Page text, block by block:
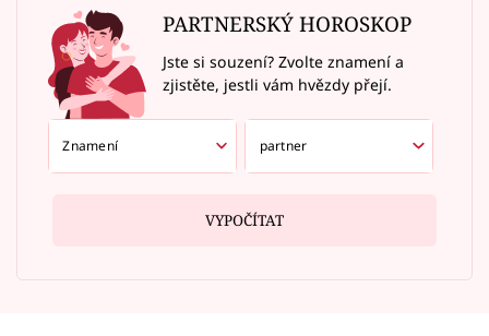
PARTNERSKÝ HOROSKOP
Jste si souzení? Zvolte znamení a
zjistěte, jestli vám hvězdy přejí.
VYPOČÍTAT